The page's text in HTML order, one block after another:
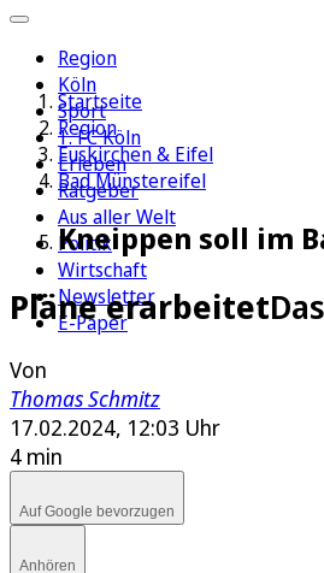
Region
Köln
Sport
1. FC Köln
Erleben
Ratgeber
Aus aller Welt
Politik
Wirtschaft
Newsletter
E-Paper
Startseite
Region
Euskirchen & Eifel
Bad Münstereifel
Kneippen soll im
Pläne erarbeitet
Von
Thomas Schmitz
17.02.2024, 12:03 Uhr
4 min
Auf Google bevorzugen
Anhören